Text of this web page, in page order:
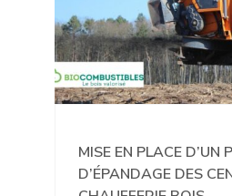
MISE EN PLACE D’UN
D’ÉPANDAGE DES